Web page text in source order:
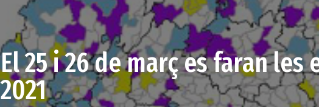
El 25 i 26 de març es faran
2021